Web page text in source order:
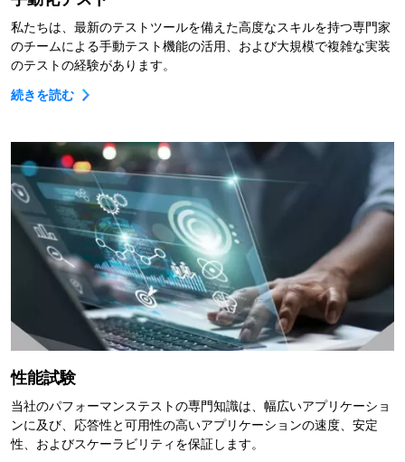
私たちは、最新のテストツールを備えた高度なスキルを持つ専門家
のチームによる手動テスト機能の活用、および大規模で複雑な実装
のテストの経験があります。
続きを読む
性能試験
当社のパフォーマンステストの専門知識は、幅広いアプリケーショ
ンに及び、応答性と可用性の高いアプリケーションの速度、安定
性、およびスケーラビリティを保証します。